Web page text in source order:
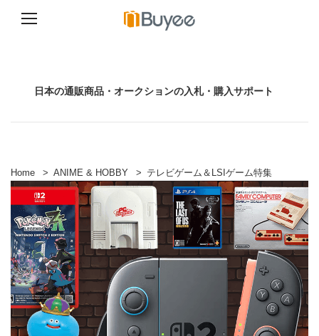
日本の通販商品・オークションの入札・購入サポート
Home > ANIME & HOBBY > テレビゲーム＆LSIゲーム特集